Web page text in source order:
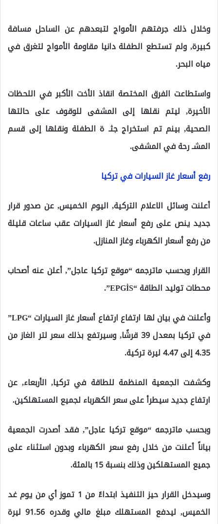
وخلال ذلك جرفتهم الأمواج لتبعدهم عن الساحل مسافة
كبيرة, ولم تستطع الطفلة دانيا مقاومة الأمواج لتغرق في
مياه البحر.
واستطاعت الفرق المختصة انقاذ الأخت الأكبر في اللحظات
الأخيرة, ليتم نقلها إلى المشفى للوقوف على حالتها
الصحية, بينم تم استخراج جثـ ة الطفلة ونقلها إلى قسم
المشـ رحة في المشفى.
رفع أسعار غاز السيارات في تركيا
أعلنت وسائل الاعلام التركية, اليوم الخميس, عن صدور قرار
جديد ينص على رفع أسعار غاز السيارات عقب ساعات قليلة
من رفع أسعار الكهرباء وغاز المنازل.
القرار وبحسب ماترجمه “موقع تركيا عاجل”, أعلن عنه أصحاب
محطات توليد الطاقة “EPGİS”.
وأعلنت في بيان لها ارتفاع ارتفاع أسعار غاز السيارات “LPG”
في تركيا بمعدل 39 قرشًا, وسيرتفع بذلك سعر لتر الغاز من
4.35 إلى 4.47 ليرة تركية.
وكشفت الجمعية المنظمة للطاقة في تركيا, الأربعاء, عن
ارتفاع جديد سيطرأ على سعر الكهرباء لجميع المستهلكين.
وبحسب ماترجمه “موقع تركيا عاجل”, فقد أصدرت الجمعية
بياناً أعلنت من خلال رفع سعر الكهرباء وبدون استثناء على
جميع المستهلكين وذلك بنسبة 15 بالمئة.
وسيدخل القرار حيز التنفيذ ابتداءً من 1 تموز أي من يوم غد
الخميس, ليدفع المستهلك مبلغ مالي وقدره 91.56 ليرة